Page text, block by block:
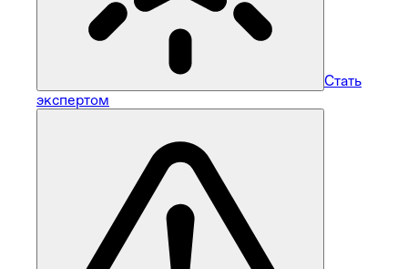
Стать
экспертом